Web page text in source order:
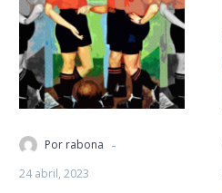
Por rabona -
24 abril, 2023